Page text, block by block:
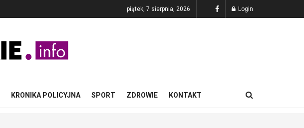
piątek, 7 sierpnia, 2026 Login
KRONIKA POLICYJNA SPORT ZDROWIE KONTAKT